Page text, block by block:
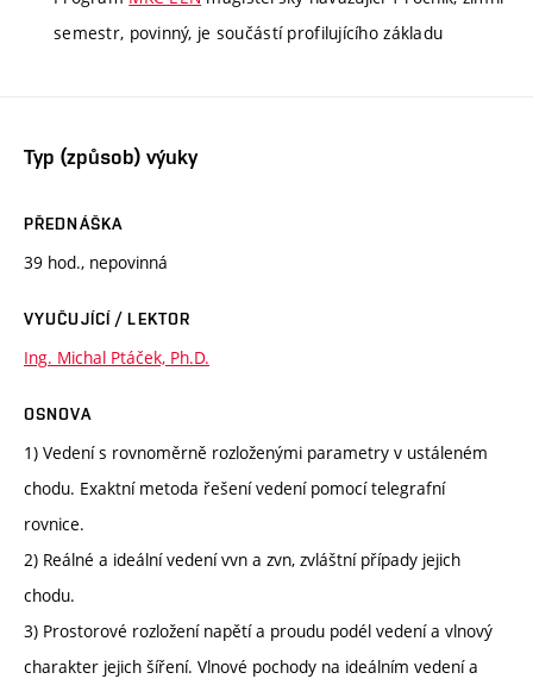
semestr, povinný, je součástí profilujícího základu
Typ (způsob) výuky
PŘEDNÁŠKA
39 hod., nepovinná
VYUČUJÍCÍ / LEKTOR
Ing. Michal Ptáček, Ph.D.
OSNOVA
1) Vedení s rovnoměrně rozloženými parametry v ustáleném
chodu. Exaktní metoda řešení vedení pomocí telegrafní
rovnice.
2) Reálné a ideální vedení vvn a zvn, zvláštní případy jejich
chodu.
3) Prostorové rozložení napětí a proudu podél vedení a vlnový
charakter jejich šíření. Vlnové pochody na ideálním vedení a